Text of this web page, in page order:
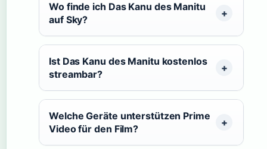
Wo finde ich Das Kanu des Manitu
auf Sky?
Ist Das Kanu des Manitu kostenlos
streambar?
Welche Geräte unterstützen Prime
Video für den Film?